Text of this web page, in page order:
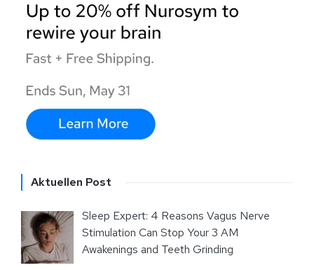
Aktuellen Post
Sleep Expert: 4 Reasons Vagus Nerve
Stimulation Can Stop Your 3 AM
Awakenings and Teeth Grinding